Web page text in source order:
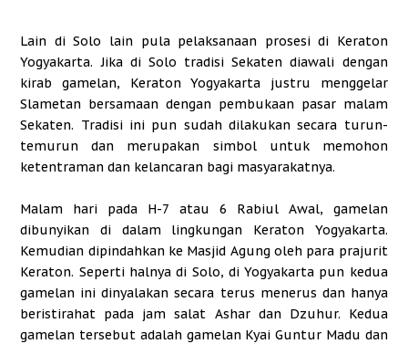
Lain di Solo lain pula pelaksanaan prosesi di Keraton
Yogyakarta. Jika di Solo tradisi Sekaten diawali dengan
kirab gamelan, Keraton Yogyakarta justru menggelar
Slametan bersamaan dengan pembukaan pasar malam
Sekaten. Tradisi ini pun sudah dilakukan secara turun-
temurun dan merupakan simbol untuk memohon
ketentraman dan kelancaran bagi masyarakatnya.
Malam hari pada H-7 atau 6 Rabiul Awal, gamelan
dibunyikan di dalam lingkungan Keraton Yogyakarta.
Kemudian dipindahkan ke Masjid Agung oleh para prajurit
Keraton. Seperti halnya di Solo, di Yogyakarta pun kedua
gamelan ini dinyalakan secara terus menerus dan hanya
beristirahat pada jam salat Ashar dan Dzuhur. Kedua
gamelan tersebut adalah gamelan Kyai Guntur Madu dan